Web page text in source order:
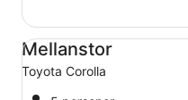
Mellanstor
Toyota Corolla
Mellanstor Toyota Corolla